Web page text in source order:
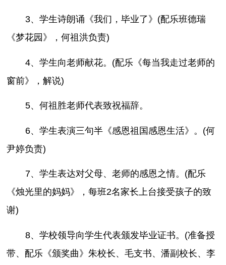
3、学生诗朗诵《我们，毕业了》(配乐班德瑞
《梦花园》，何祖洪负责)
4、学生向老师献花。(配乐《每当我走过老师的
窗前》，解说)
5、何祖胜老师代表致祝福辞。
6、学生表演三句半《感恩祖国感恩生活》。(何
尹婷负责)
7、学生表达对父母、老师的感恩之情。(配乐
《烛光里的妈妈》，每班2名家长上台接受孩子的致
谢)
8、学校领导向学生代表颁发毕业证书。(准备授
带、配乐《颁奖曲》朱校长、毛支书、潘副校长、李